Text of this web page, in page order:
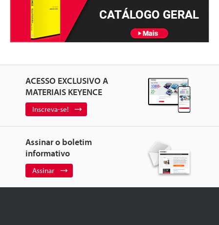
ACESSO EXCLUSIVO A
MATERIAIS KEYENCE
Inscreva-se!
Assinar o boletim
informativo
Assinar